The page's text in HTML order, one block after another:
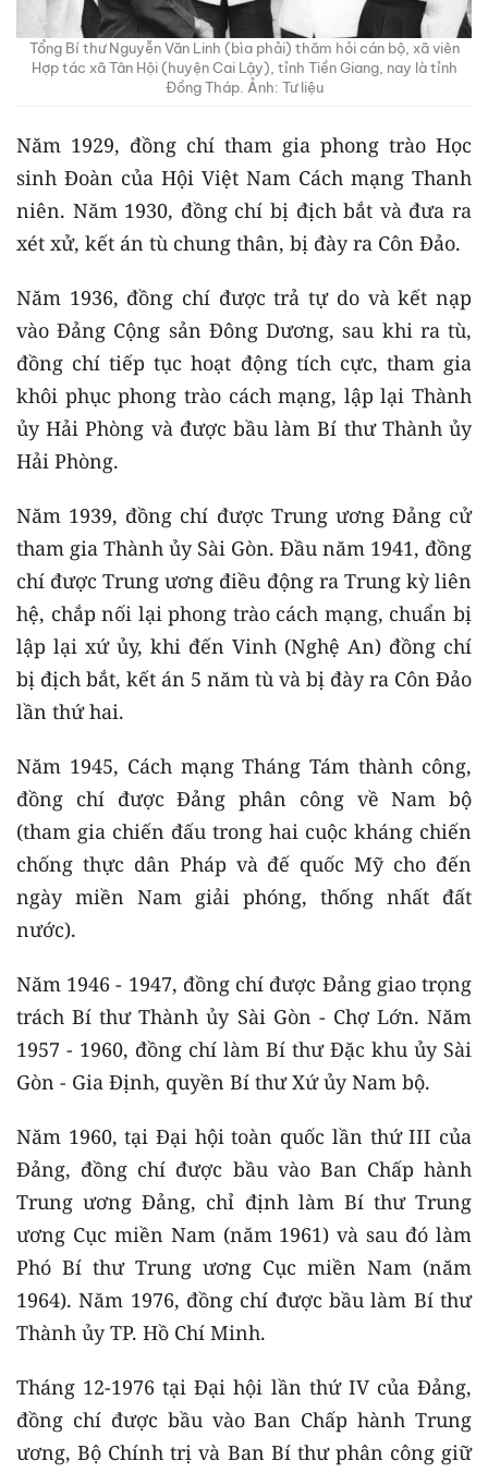
Tổng Bí thư Nguyễn Văn Linh (bìa phải) thăm hỏi cán bộ, xã viên
Hợp tác xã Tân Hội (huyện Cai Lậy), tỉnh Tiền Giang, nay là tỉnh
Đồng Tháp. Ảnh: Tư liệu
Năm 1929, đồng chí tham gia phong trào Học
sinh Đoàn của Hội Việt Nam Cách mạng Thanh
niên. Năm 1930, đồng chí bị địch bắt và đưa ra
xét xử, kết án tù chung thân, bị đày ra Côn Đảo.
Năm 1936, đồng chí được trả tự do và kết nạp
vào Đảng Cộng sản Đông Dương, sau khi ra tù,
đồng chí tiếp tục hoạt động tích cực, tham gia
khôi phục phong trào cách mạng, lập lại Thành
ủy Hải Phòng và được bầu làm Bí thư Thành ủy
Hải Phòng.
Năm 1939, đồng chí được Trung ương Đảng cử
tham gia Thành ủy Sài Gòn. Đầu năm 1941, đồng
chí được Trung ương điều động ra Trung kỳ liên
hệ, chắp nối lại phong trào cách mạng, chuẩn bị
lập lại xứ ủy, khi đến Vinh (Nghệ An) đồng chí
bị địch bắt, kết án 5 năm tù và bị đày ra Côn Đảo
lần thứ hai.
Năm 1945, Cách mạng Tháng Tám thành công,
đồng chí được Đảng phân công về Nam bộ
(tham gia chiến đấu trong hai cuộc kháng chiến
chống thực dân Pháp và đế quốc Mỹ cho đến
ngày miền Nam giải phóng, thống nhất đất
nước).
Năm 1946 - 1947, đồng chí được Đảng giao trọng
trách Bí thư Thành ủy Sài Gòn - Chợ Lớn. Năm
1957 - 1960, đồng chí làm Bí thư Đặc khu ủy Sài
Gòn - Gia Định, quyền Bí thư Xứ ủy Nam bộ.
Năm 1960, tại Đại hội toàn quốc lần thứ III của
Đảng, đồng chí được bầu vào Ban Chấp hành
Trung ương Đảng, chỉ định làm Bí thư Trung
ương Cục miền Nam (năm 1961) và sau đó làm
Phó Bí thư Trung ương Cục miền Nam (năm
1964). Năm 1976, đồng chí được bầu làm Bí thư
Thành ủy TP. Hồ Chí Minh.
Tháng 12-1976 tại Đại hội lần thứ IV của Đảng,
đồng chí được bầu vào Ban Chấp hành Trung
ương, Bộ Chính trị và Ban Bí thư phân công giữ